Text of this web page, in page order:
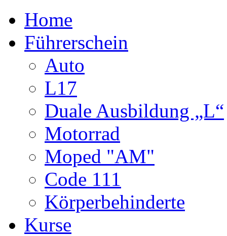
Home
Führerschein
Auto
L17
Duale Ausbildung „L“
Motorrad
Moped "AM"
Code 111
Körperbehinderte
Kurse